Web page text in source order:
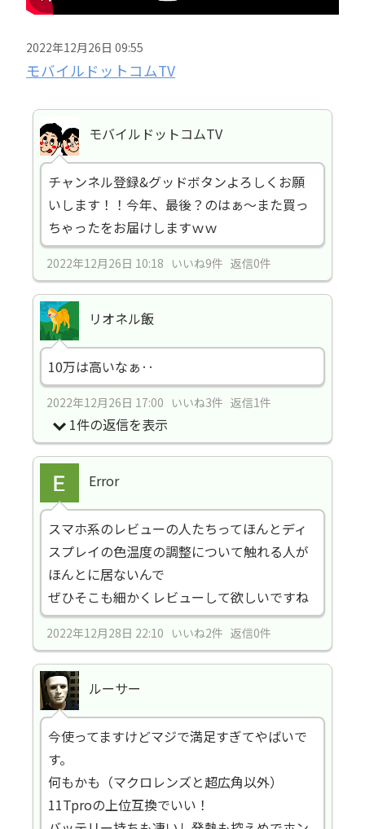
2022年12月26日 09:55
モバイルドットコムTV
モバイルドットコムTV
チャンネル登録&グッドボタンよろしくお願
いします！！今年、最後？のはぁ〜また買っ
ちゃったをお届けしますｗｗ
2022年12月26日 10:18 いいね9件 返信0件
リオネル飯
10万は高いなぁ‥
2022年12月26日 17:00 いいね3件 返信1件
1件の返信を表示
Error
スマホ系のレビューの人たちってほんとディ
スプレイの色温度の調整について触れる人が
ほんとに居ないんで
ぜひそこも細かくレビューして欲しいですね
2022年12月28日 22:10 いいね2件 返信0件
ルーサー
今使ってますけどマジで満足すぎてやばいで
す。
何もかも（マクロレンズと超広角以外）
11Tproの上位互換でいい！